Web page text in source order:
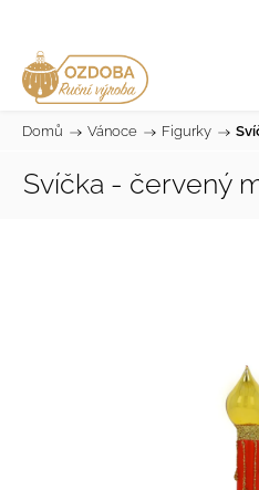
Domů / Vánoce / Figurky /
Svíčka - červený